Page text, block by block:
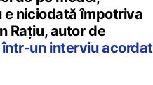
e niciodată împotriva
Rațiu, autor de
într-un interviu acordat